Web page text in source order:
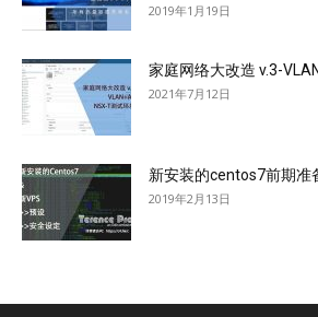
2019年1月19日
家庭网络大改造 v.3-
2021年7月12日
新安装的centos7前期准
2019年2月13日